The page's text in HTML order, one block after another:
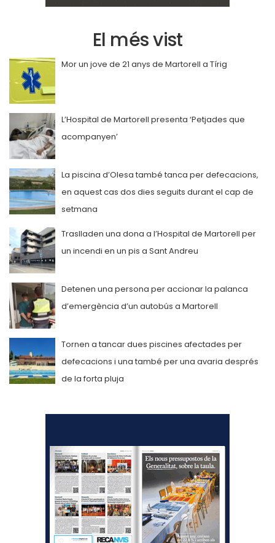
El més vist
Mor un jove de 21 anys de Martorell a Tírig
L’Hospital de Martorell presenta ‘Petjades que
acompanyen’
La piscina d’Olesa també tanca per defecacions,
en aquest cas dos dies seguits durant el cap de
setmana
Traslladen una dona a l’Hospital de Martorell per
un incendi en un pis a Sant Andreu
Detenen una persona per accionar la palanca
d’emergència d’un autobús a Martorell
Tornen a tancar dues piscines afectades per
defecacions i una també per una avaria després
de la forta pluja